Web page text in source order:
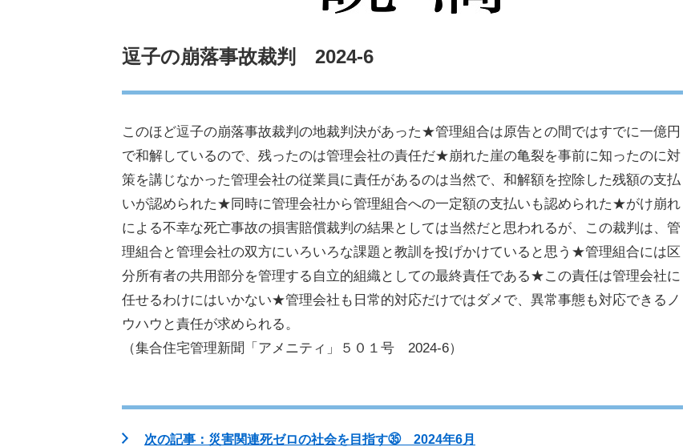
逗子の崩落事故裁判 2024-6
このほど逗子の崩落事故裁判の地裁判決があった★管理組合は原告との間ではすでに一億円
で和解しているので、残ったのは管理会社の責任だ★崩れた崖の亀裂を事前に知ったのに対
策を講じなかった管理会社の従業員に責任があるのは当然で、和解額を控除した残額の支払
いが認められた★同時に管理会社から管理組合への一定額の支払いも認められた★がけ崩れ
による不幸な死亡事故の損害賠償裁判の結果としては当然だと思われるが、この裁判は、管
理組合と管理会社の双方にいろいろな課題と教訓を投げかけていると思う★管理組合には区
分所有者の共用部分を管理する自立的組織としての最終責任である★この責任は管理会社に
任せるわけにはいかない★管理会社も日常的対応だけではダメで、異常事態も対応できるノ
ウハウと責任が求められる。
（集合住宅管理新聞「アメニティ」５０１号 2024-6）
次の記事：災害関連死ゼロの社会を目指す㉟ 2024年6月